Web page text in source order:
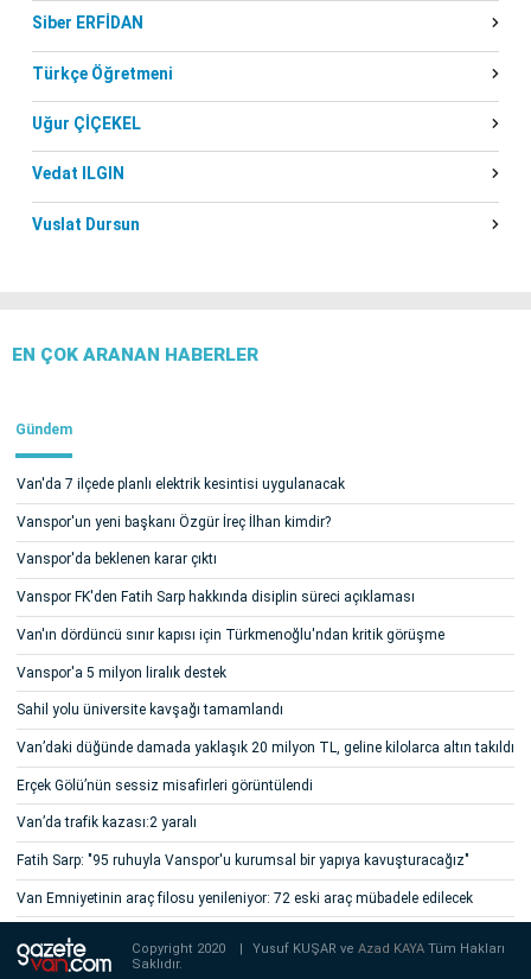
Siber ERFİDAN
Türkçe Öğretmeni
Uğur ÇİÇEKEL
Vedat ILGIN
Vuslat Dursun
EN ÇOK ARANAN HABERLER
Gündem
Van'da 7 ilçede planlı elektrik kesintisi uygulanacak
Vanspor'un yeni başkanı Özgür İreç İlhan kimdir?
Vanspor'da beklenen karar çıktı
Vanspor FK'den Fatih Sarp hakkında disiplin süreci açıklaması
Van'ın dördüncü sınır kapısı için Türkmenoğlu'ndan kritik görüşme
Vanspor'a 5 milyon liralık destek
Sahil yolu üniversite kavşağı tamamlandı
Van’daki düğünde damada yaklaşık 20 milyon TL, geline kilolarca altın takıldı
Erçek Gölü’nün sessiz misafirleri görüntülendi
Van’da trafik kazası:2 yaralı
Fatih Sarp: "95 ruhuyla Vanspor'u kurumsal bir yapıya kavuşturacağız"
Van Emniyetinin araç filosu yenileniyor: 72 eski araç mübadele edilecek
Copyright 2020 Yusuf KUŞAR veAzad KAYATüm Hakları
Saklıdır.